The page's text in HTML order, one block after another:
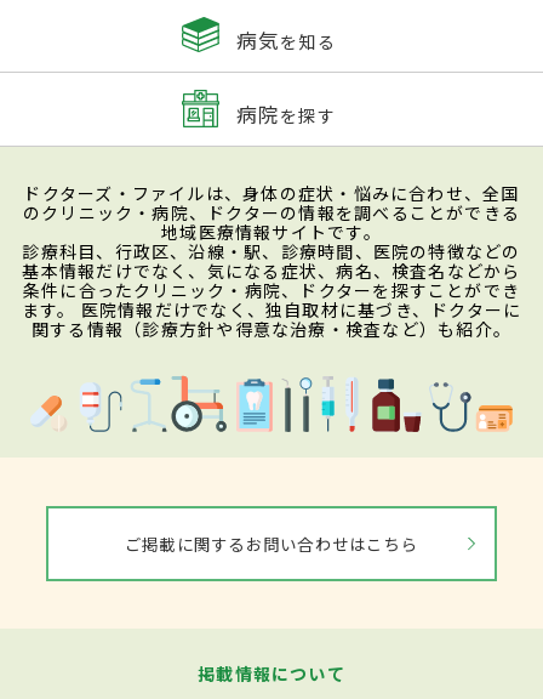
病気を知る
病院を探す
ドクターズ・ファイルは、身体の症状・悩みに合わせ、全国
のクリニック・病院、ドクターの情報を調べることができる
地域医療情報サイトです。
診療科目、行政区、沿線・駅、診療時間、医院の特徴などの
基本情報だけでなく、気になる症状、病名、検査名などから
条件に合ったクリニック・病院、ドクターを探すことができ
ます。 医院情報だけでなく、独自取材に基づき、ドクターに
関する情報（診療方針や得意な治療・検査など）も紹介。
ご掲載に関するお問い合わせはこちら
掲載情報について